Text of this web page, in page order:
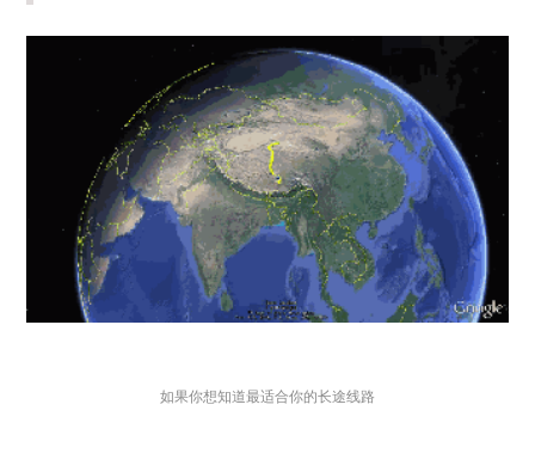
如果你想知道最适合你的长途线路